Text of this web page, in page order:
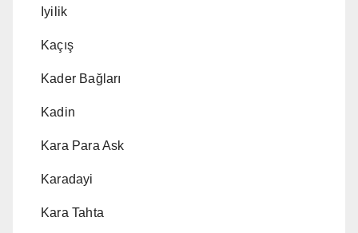
Iyilik
Kaçış
Kader Bağları
Kadin
Kara Para Ask
Karadayi
Kara Tahta